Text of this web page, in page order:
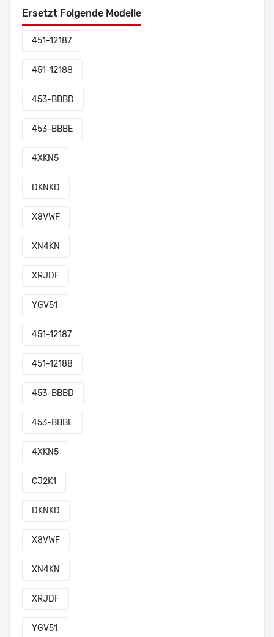
Ersetzt Folgende Modelle
451-12187
451-12188
453-BBBD
453-BBBE
4XKN5
DKNKD
X8VWF
XN4KN
XRJDF
YGV51
451-12187
451-12188
453-BBBD
453-BBBE
4XKN5
CJ2K1
DKNKD
X8VWF
XN4KN
XRJDF
YGV51